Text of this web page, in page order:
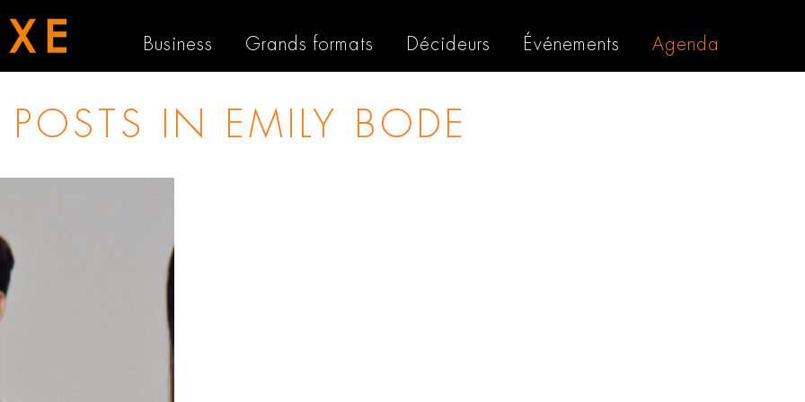
Business Grands formats Décideurs Événements Agenda
POSTS IN EMILY BODE